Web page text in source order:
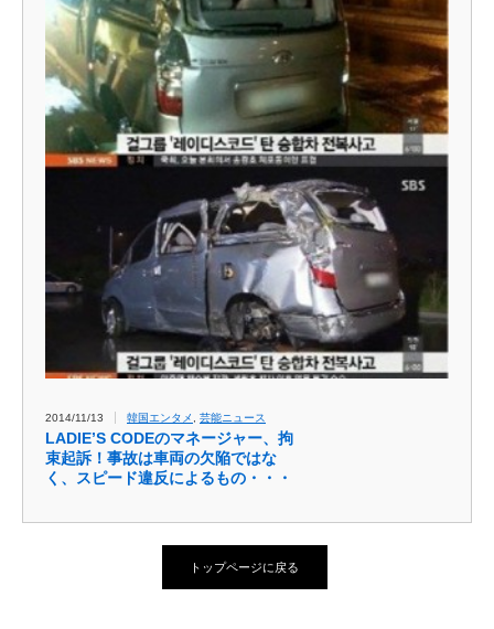
2014/11/13 韓国エンタメ 芸能ニュース
LADIE’S CODEのマネージャー、拘
束起訴！事故は車両の欠陥ではな
く、スピード違反によるもの・・・
トップページに戻る